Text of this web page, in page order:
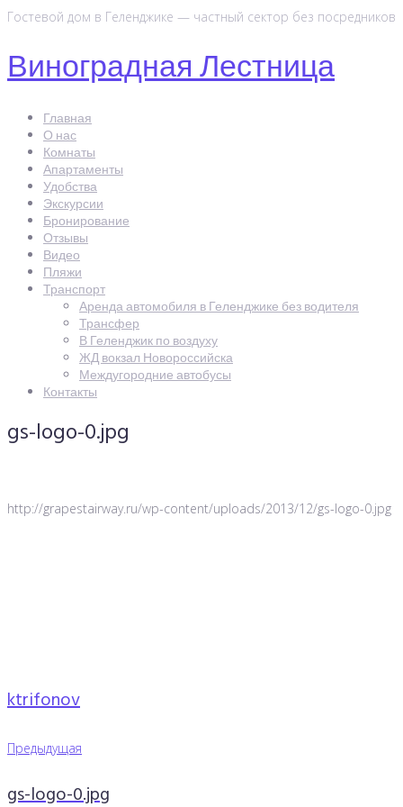
Перейти
контенту
Гостевой дом в Геленджике — частный сектор без посредников
Виноградная Лестница
Главная
О нас
Комнаты
Апартаменты
Удобства
Экскурсии
Бронирование
Отзывы
Видео
Пляжи
Транспорт
Аренда автомобиля в Геленджике без водителя
Трансфер
В Геленджик по воздуху
ЖД вокзал Новороссийска
Междугородние автобусы
Контакты
gs-logo-0.jpg
http://grapestairway.ru/wp-content/uploads/2013/12/gs-logo-0.jpg
ktrifonov
Навигация
Предыдущая
Предыдущая
gs-logo-0.jpg